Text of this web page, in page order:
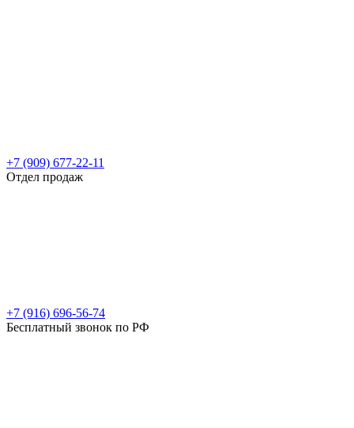
+7 (909) 677-22-11
Отдел продаж
+7 (916) 696-56-74
Бесплатный звонок по РФ